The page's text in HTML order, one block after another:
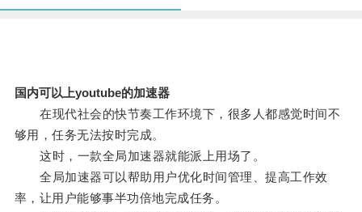
国内可以上youtube的加速器
在现代社会的快节奏工作环境下，很多人都感觉时间不
够用，任务无法按时完成。
这时，一款全局加速器就能派上用场了。
全局加速器可以帮助用户优化时间管理、提高工作效
率，让用户能够事半功倍地完成任务。